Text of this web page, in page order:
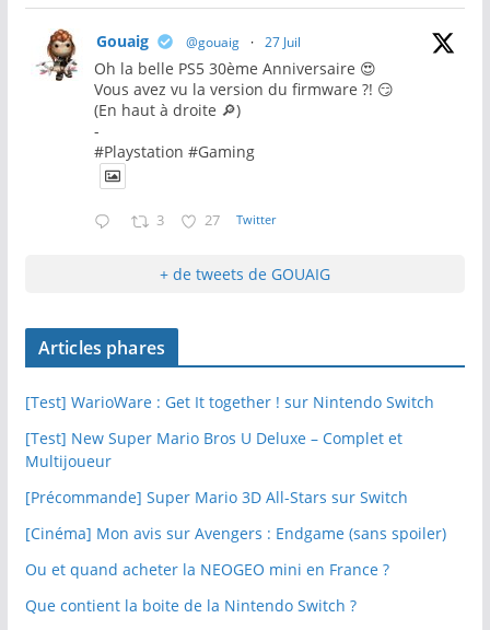
Gouaig @gouaig · 27 Juil
Oh la belle PS5 30ème Anniversaire 😍
Vous avez vu la version du firmware ?! 😏
(En haut à droite 🔎)
-
#Playstation #Gaming
3 27 Twitter
+ de tweets de GOUAIG
Articles phares
[Test] WarioWare : Get It together ! sur Nintendo Switch
[Test] New Super Mario Bros U Deluxe – Complet et
Multijoueur
[Précommande] Super Mario 3D All-Stars sur Switch
[Cinéma] Mon avis sur Avengers : Endgame (sans spoiler)
Ou et quand acheter la NEOGEO mini en France ?
Que contient la boite de la Nintendo Switch ?